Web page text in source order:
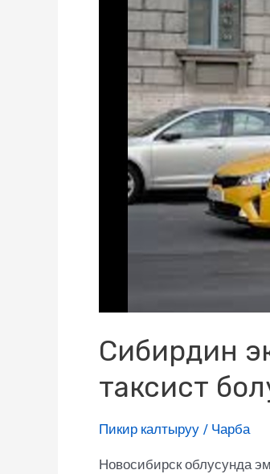
Сибирдин
таксист
Пикир калтыруу / Чарба
Новосибирск облусунда